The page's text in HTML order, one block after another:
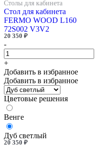
Столы для кабинета
Стол для кабинета
FERMO WOOD L160
72S002 V3V2
20 350 ₽
-
+
Добавить в избранное
Добавить в избранное
Цветовые решения
Венге
Дуб светлый
20 350 ₽